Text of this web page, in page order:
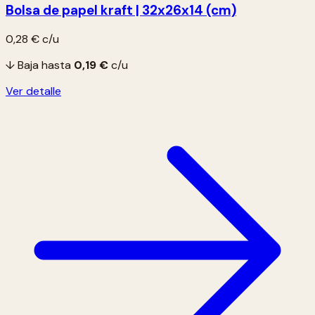
Bolsa de papel kraft | 32x26x14 (cm)
0,28 €c/u
↓ Baja hasta 0,19 €c/u
Ver detalle